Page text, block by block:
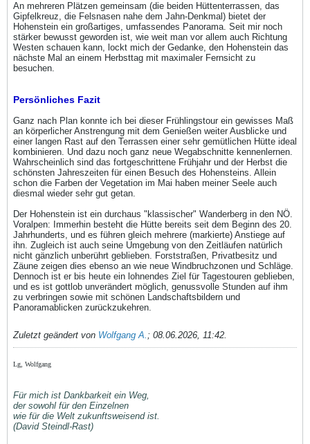
An mehreren Plätzen gemeinsam (die beiden Hüttenterrassen, das
Gipfelkreuz, die Felsnasen nahe dem Jahn-Denkmal) bietet der
Hohenstein ein großartiges, umfassendes Panorama. Seit mir noch
stärker bewusst geworden ist, wie weit man vor allem auch Richtung
Westen schauen kann, lockt mich der Gedanke, den Hohenstein das
nächste Mal an einem Herbsttag mit maximaler Fernsicht zu
besuchen.
Persönliches Fazit
Ganz nach Plan konnte ich bei dieser Frühlingstour ein gewisses Maß
an körperlicher Anstrengung mit dem Genießen weiter Ausblicke und
einer langen Rast auf den Terrassen einer sehr gemütlichen Hütte ideal
kombinieren. Und dazu noch ganz neue Wegabschnitte kennenlernen.
Wahrscheinlich sind das fortgeschrittene Frühjahr und der Herbst die
schönsten Jahreszeiten für einen Besuch des Hohensteins. Allein
schon die Farben der Vegetation im Mai haben meiner Seele auch
diesmal wieder sehr gut getan.
Der Hohenstein ist ein durchaus "klassischer" Wanderberg in den NÖ.
Voralpen: Immerhin besteht die Hütte bereits seit dem Beginn des 20.
Jahrhunderts, und es führen gleich mehrere (markierte) Anstiege auf
ihn. Zugleich ist auch seine Umgebung von den Zeitläufen natürlich
nicht gänzlich unberührt geblieben. Forststraßen, Privatbesitz und
Zäune zeigen dies ebenso an wie neue Windbruchzonen und Schläge.
Dennoch ist er bis heute ein lohnendes Ziel für Tagestouren geblieben,
und es ist gottlob unverändert möglich, genussvolle Stunden auf ihm
zu verbringen sowie mit schönen Landschaftsbildern und
Panoramablicken zurückzukehren.
Zuletzt geändert von Wolfgang A.; 08.06.2026, 11:42.
Lg, Wolfgang
Für mich ist Dankbarkeit ein Weg,
der sowohl für den Einzelnen
wie für die Welt zukunftsweisend ist.
(David Steindl-Rast)